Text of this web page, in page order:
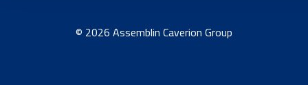
© 2026 Assemblin Caverion Group